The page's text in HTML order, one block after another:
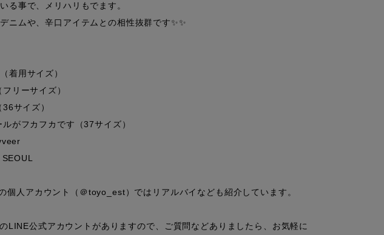
る事で、メリハリもでます。
ニムや、辛口アイテムとの相性抜群です✨✨
着用サイズ）
リーサイズ）
サイズ）
がフカフカです（37サイズ）
人アカウント（＠toyo_est）ではリアルバイなども紹介しています。
LINE公式アカウントがありますので、ご質問などありましたら、お気軽に